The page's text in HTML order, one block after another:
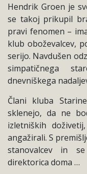
Hendrik Groen je
se takoj prikupil
pravi fenomen –
klub oboževalcev,
serijo. Navdušen
simpatičnega
dnevniškega
Člani kluba
sklenejo, da ne
izletniških
angažirali. S
stanovalcev in
direktorica doma …